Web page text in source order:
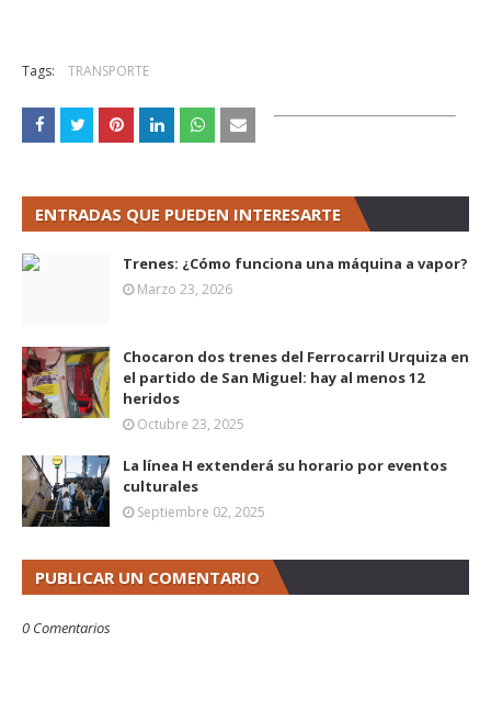
Tags: TRANSPORTE
ENTRADAS QUE PUEDEN INTERESARTE
Trenes: ¿Cómo funciona una máquina a vapor?
Marzo 23, 2026
Chocaron dos trenes del Ferrocarril Urquiza en
el partido de San Miguel: hay al menos 12
heridos
Octubre 23, 2025
La línea H extenderá su horario por eventos
culturales
Septiembre 02, 2025
PUBLICAR UN COMENTARIO
0 Comentarios